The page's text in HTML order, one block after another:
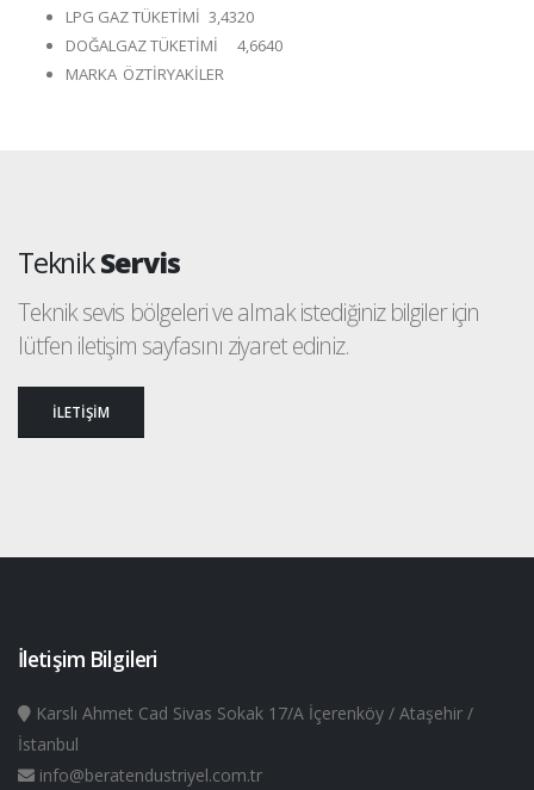
LPG GAZ TÜKETİMİ 3,4320
DOĞALGAZ TÜKETİMİ
4,6640
MARKA ÖZTİRYAKİLER
TeknikServis
Teknik sevis bölgeleri ve almak istediğiniz bilgiler için
lütfen iletişim sayfasını ziyaret ediniz.
İLETİŞİM
İletişim Bilgileri
Karslı Ahmet Cad Sivas Sokak 17/A İçerenköy / Ataşehir /
İstanbul
info@beratendustriyel.com.tr